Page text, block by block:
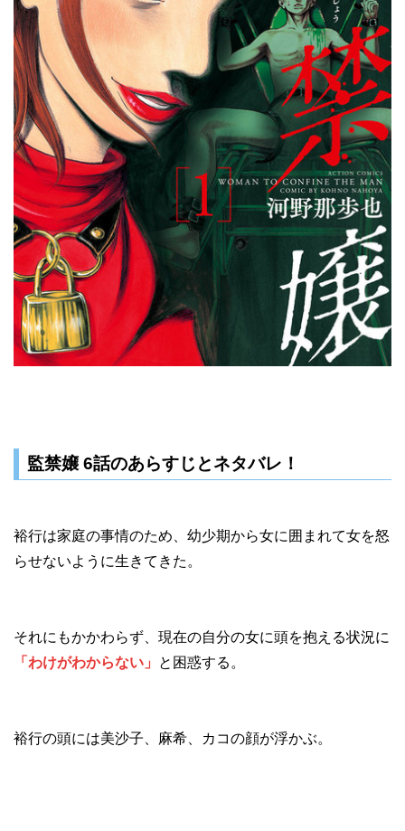
監禁嬢 6話のあらすじとネタバレ！
裕行は家庭の事情のため、幼少期から女に囲まれて女を怒
らせないように生きてきた。
それにもかかわらず、現在の自分の女に頭を抱える状況に
「わけがわからない」
と困惑する。
裕行の頭には美沙子、麻希、カコの顔が浮かぶ。